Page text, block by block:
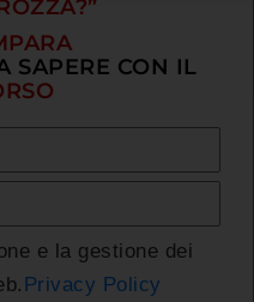
SAPERE CON IL
e la gestione dei
Privacy Policy